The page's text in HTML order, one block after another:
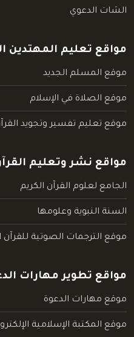
الشات الدعوي
مواقع تعليم المهتدين
موقع المسلم الجديد
موقع الصلاة في الإسلام
موقع تعليم تفسير وتجويد
مواقع نشر وتعليم
الجامع لعلوم القرآن الكريم
السنة النبوية وعلومها
موقع الترجمات الصوتية للقرآن
مواقع تطوير مهارات
موقع مهارات الدعوة
موقع المكتبة الإسلامية